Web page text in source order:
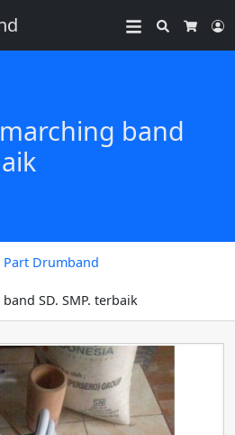
Search
band
Part Drumband
SD. SMP. terbaik